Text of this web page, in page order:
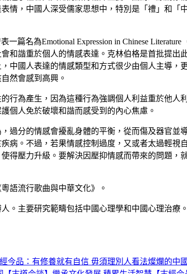
情，中國人深受儒家思想中，特別是「禮」和「
篇名為Emotional Expression in Chinese
和諧重於個人的情感表達。克林伯格是首批提
國人表達的情感類型和方式很少由個人主導，
然會感到高興。
行為產生，因為這種行為強調個人利益重於他
個人免於破壞和諧而感受到的內心焦慮。
過分的情感會擾亂身體的平衡，從而傷及器官
病。不過，若果情感控制過度，又或者太過輕視
得壓力升級。要解決因壓抑情感而帶來的問題
語流行歌曲與中華文化》。
。主要研究範疇包括中國心理學和中國心理治療。
今品：有修養就有自信 毋須理別人看法燦爛的中